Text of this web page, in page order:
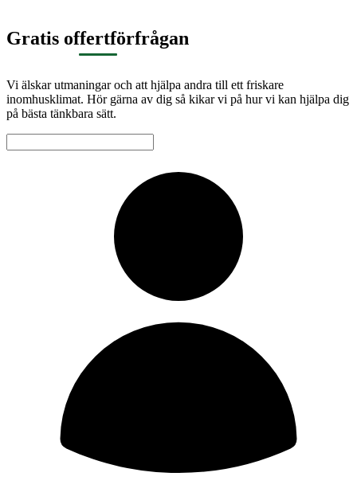
Gratis offertförfrågan
Vi älskar utmaningar och att hjälpa andra till ett friskare
inomhusklimat. Hör gärna av dig så kikar vi på hur vi kan hjälpa dig
på bästa tänkbara sätt.